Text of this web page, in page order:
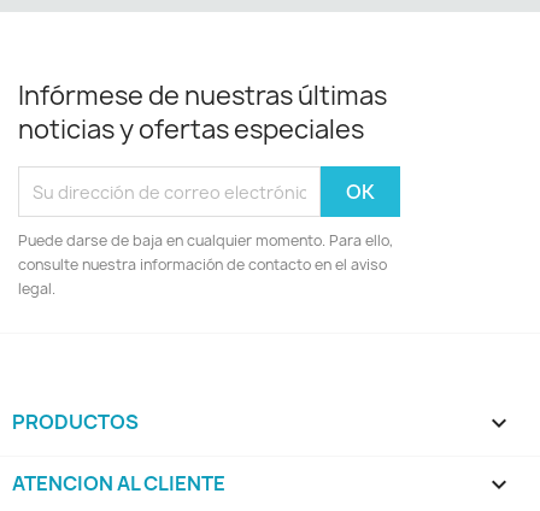
Infórmese de nuestras últimas
noticias y ofertas especiales
Puede darse de baja en cualquier momento. Para ello,
consulte nuestra información de contacto en el aviso
legal.
PRODUCTOS 
ATENCION AL CLIENTE 